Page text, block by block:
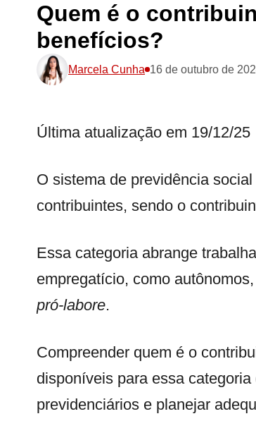
Quem é o
benefícios?
Marcela Cunha 16 de outubro de
Última atualização em 19/12/25
O sistema de previdência
contribuintes, sendo o
Essa categoria abrange
empregatício, como
pró-labore.
Compreender quem é o
disponíveis para essa
previdenciários e planejar